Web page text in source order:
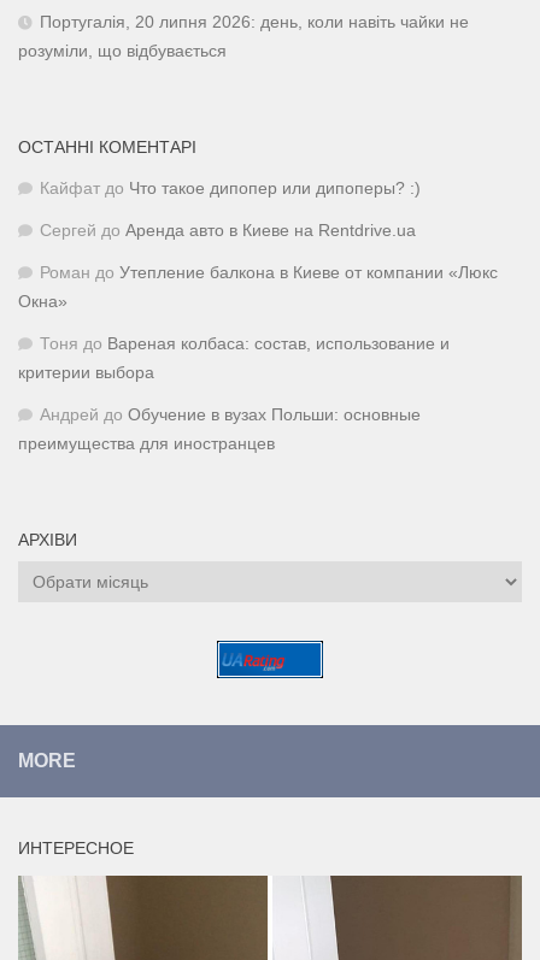
Португалія, 20 липня 2026: день, коли навіть чайки не
розуміли, що відбувається
ОСТАННІ КОМЕНТАРІ
Кайфат до Что такое дипопер или дипоперы? :)
Сергей до Аренда авто в Киеве на Rentdrive.ua
Роман до Утепление балкона в Киеве от компании «Люкс
Окна»
Тоня до Вареная колбаса: состав, использование и
критерии выбора
Андрей до Обучение в вузах Польши: основные
преимущества для иностранцев
АРХІВИ
Архіви
MORE
ИНТЕРЕСНОЕ